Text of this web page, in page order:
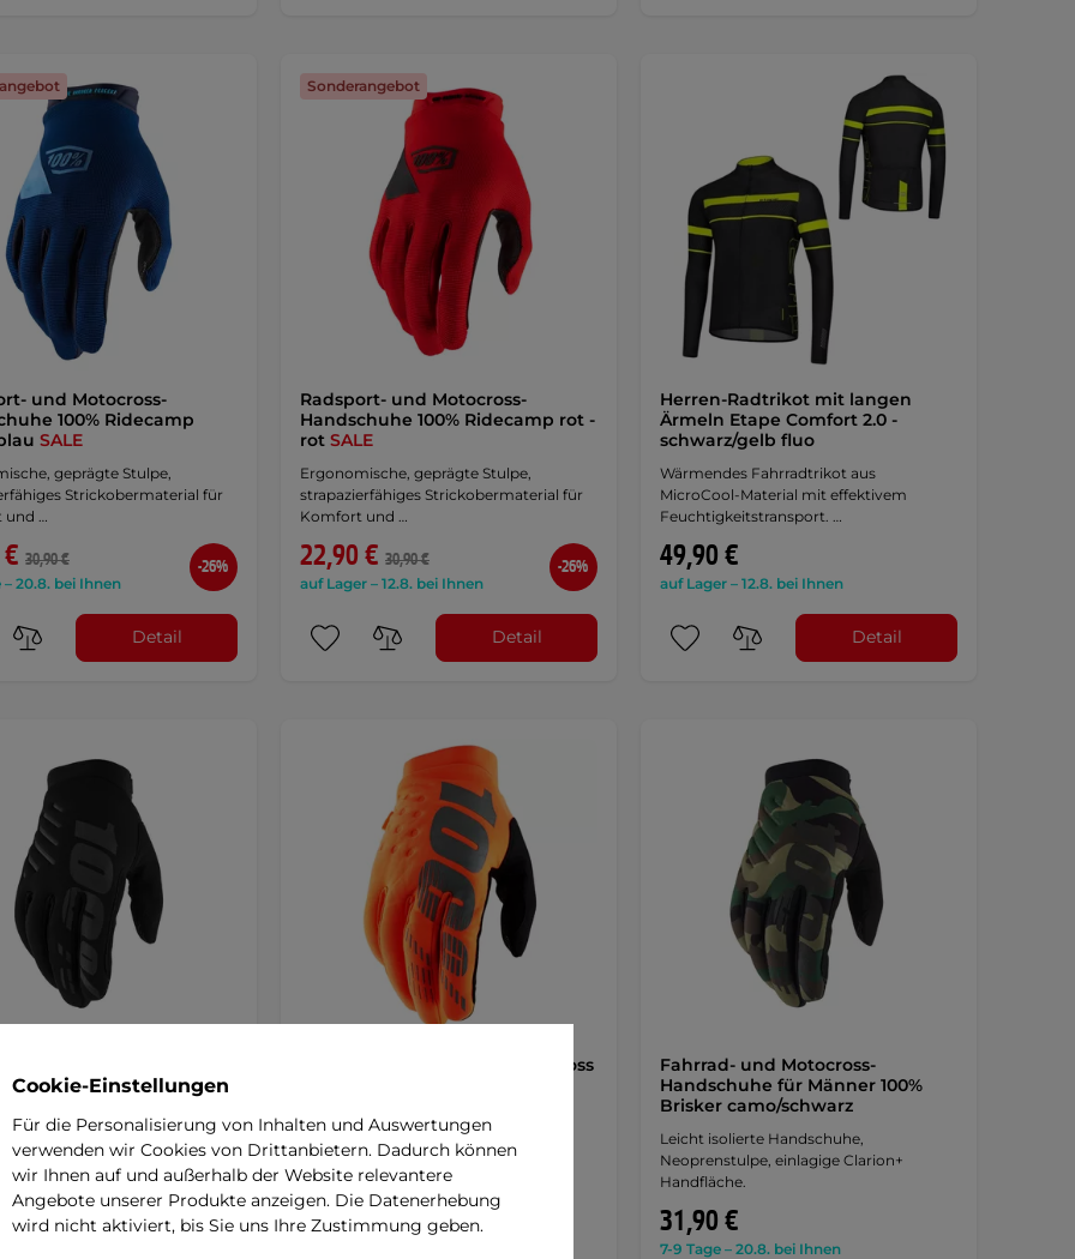
und Motocross-
100% Ridecamp
SALE
geprägte Stulpe,
Strickobermaterial für
…
30,90 €
– 20.8. bei Ihnen
-26%
Detail
Sonderangebot
Radsport- und Motocross-
Handschuhe 100% Ridecamp rot -
rot SALE
Ergonomische, geprägte Stulpe,
strapazierfähiges Strickobermaterial für
Komfort und …
22,90 € 30,90 €
auf Lager – 12.8. bei Ihnen
-26%
Detail
Herren-Radtrikot mit langen
Ärmeln Etape Comfort 2.0 -
schwarz/gelb fluo
Wärmendes Fahrradtrikot aus
MicroCool-Material mit effektivem
Feuchtigkeitstransport. …
49,90 €
auf Lager – 12.8. bei Ihnen
Detail
und
100% Brisker
- schwarz
Handschuhe,
einlagige Clarion+
20.8. bei Ihnen
Herren Radfahren und Motocross
Leicht isolierte Handschuhe,
Neoprenstulpe, einlagige Clarion+
Handfläche.
31,90 €
Fahrrad- und Motocross-
Handschuhe für Männer 100%
Brisker camo/schwarz
Leicht isolierte Handschuhe,
Neoprenstulpe, einlagige Clarion+
Handfläche.
31,90 €
7-9 Tage – 20.8. bei Ihnen
Cookie-Einstellungen
Für die Personalisierung von Inhalten und Auswertungen
verwenden wir Cookies von Drittanbietern. Dadurch können
wir Ihnen auf und außerhalb der Website relevantere
Angebote unserer Produkte anzeigen. Die Datenerhebung
wird nicht aktiviert, bis Sie uns Ihre Zustimmung geben.